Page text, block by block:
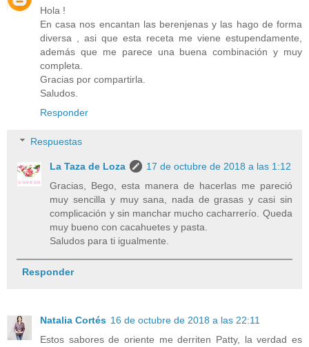
Hola !
En casa nos encantan las berenjenas y las hago de forma
diversa , asi que esta receta me viene estupendamente,
además que me parece una buena combinación y muy
completa.
Gracias por compartirla.
Saludos.
Responder
Respuestas
La Taza de Loza
17 de octubre de 2018 a las 1:12
Gracias, Bego, esta manera de hacerlas me pareció
muy sencilla y muy sana, nada de grasas y casi sin
complicación y sin manchar mucho cacharrerío. Queda
muy bueno con cacahuetes y pasta.
Saludos para ti igualmente.
Responder
Natalia Cortés 16 de octubre de 2018 a las 22:11
Estos sabores de oriente me derriten Patty, la verdad es